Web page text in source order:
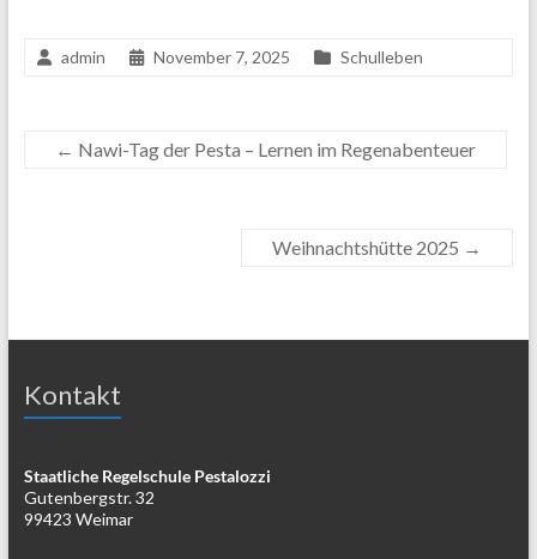
admin November 7, 2025 Schulleben
← Nawi-Tag der Pesta – Lernen im Regenabenteuer
Weihnachtshütte 2025 →
Kontakt
Staatliche Regelschule Pestalozzi
Gutenbergstr. 32
99423 Weimar